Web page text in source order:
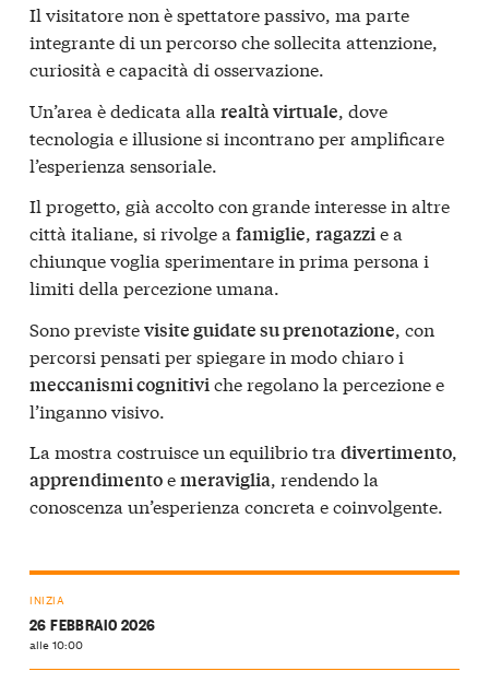
Il visitatore non è spettatore passivo, ma parte
integrante di un percorso che sollecita attenzione,
curiosità e capacità di osservazione.
Un’area è dedicata alla realtà virtuale, dove
tecnologia e illusione si incontrano per amplificare
l’esperienza sensoriale.
Il progetto, già accolto con grande interesse in altre
città italiane, si rivolge a famiglie, ragazzie a
chiunque voglia sperimentare in prima persona i
limiti della percezione umana.
Sono previstevisite guidate su prenotazione, con
percorsi pensati per spiegare in modo chiaro i
meccanismi cognitiviche regolano la percezione e
l’inganno visivo.
La mostra costruisce un equilibrio tra divertimento,
apprendimentoemeraviglia, rendendo la
conoscenza un’esperienza concreta e coinvolgente.
INIZIA
26 FEBBRAIO 2026
alle 10:00